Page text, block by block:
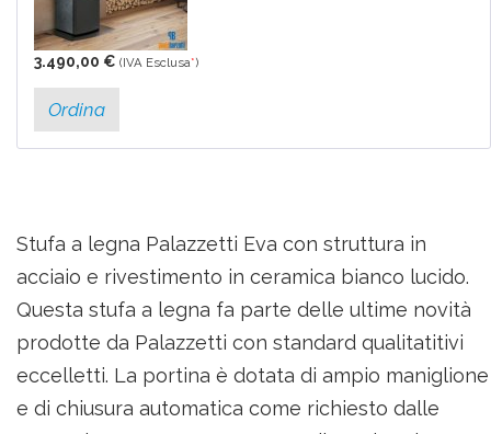
3.490,00 € (IVA Esclusa*)
Ordina
Stufa a legna Palazzetti Eva con struttura in
acciaio e rivestimento in ceramica bianco lucido.
Questa stufa a legna fa parte delle ultime novità
prodotte da Palazzetti con standard qualitatitivi
eccelletti. La portina è dotata di ampio maniglione
e di chiusura automatica come richiesto dalle